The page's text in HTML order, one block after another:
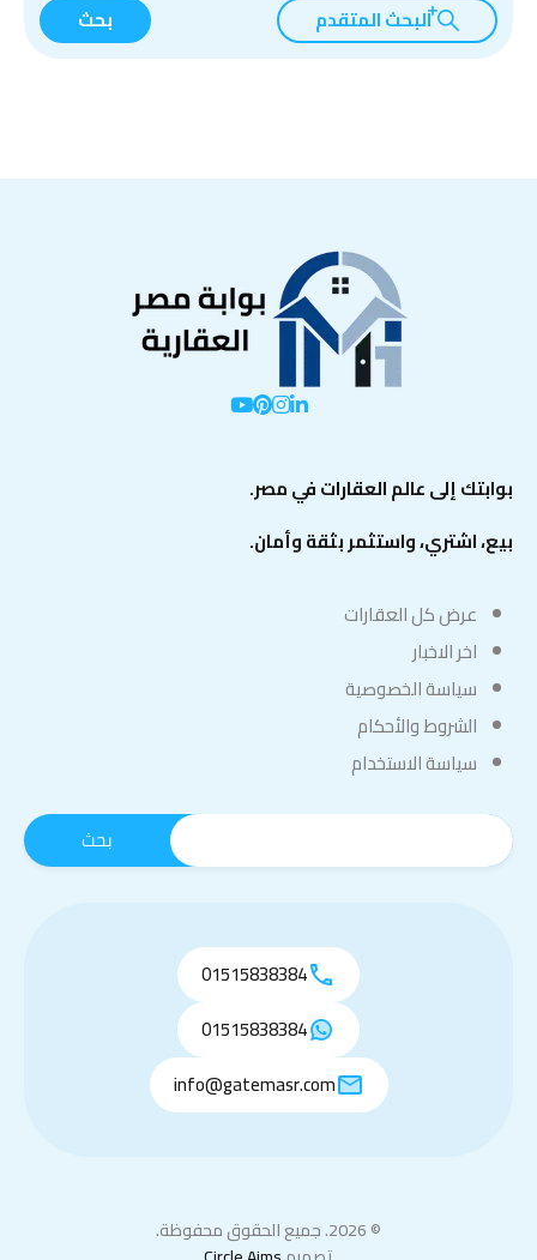
البحث المتقدم بحث
بوابتك إلى عالم العقارات في مصر.
بيع، اشتري، واستثمر بثقة وأمان.
عرض كل العقارات
اخر الاخبار
سياسة الخصوصية
الشروط والأحكام
سياسة الاستخدام
01515838384
01515838384
info@gatemasr.com
© 2026. جميع الحقوق محفوظة.